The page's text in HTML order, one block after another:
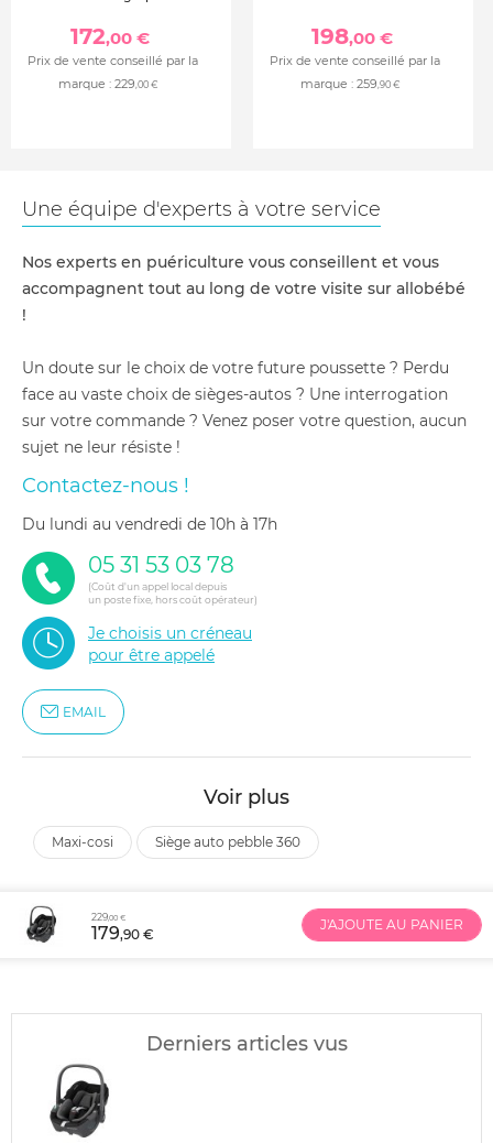
172,00 €
Prix de vente conseillé par la
marque : 229,00 €
198,00 €
Prix de vente conseillé par la
marque : 259,90 €
Une équipe d'experts à votre service
Nos experts en puériculture vous conseillent et vous
accompagnent tout au long de votre visite sur allobébé
!
Un doute sur le choix de votre future poussette ? Perdu
face au vaste choix de sièges-autos ? Une interrogation
sur votre commande ? Venez poser votre question, aucun
sujet ne leur résiste !
Contactez-nous !
du lundi au vendredi de 10h à 17h
05 31 53 03 78
(Coût d'un appel local depuis
un poste fixe, hors coût opérateur)
Je choisis un créneau
pour être appelé
EMAIL
Voir plus
maxi-cosi siège auto pebble 360
229,00 €
179,90 €
J'AJOUTE AU PANIER
Derniers articles vus